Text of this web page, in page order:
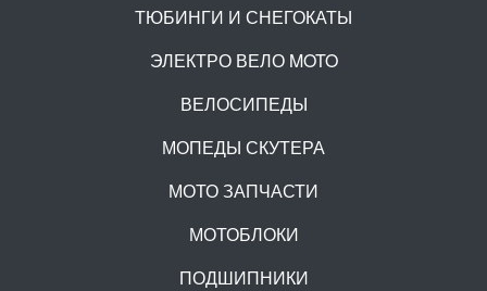
ТЮБИНГИ И СНЕГОКАТЫ
ЭЛЕКТРО ВЕЛО MOTO
ВЕЛОСИПЕДЫ
МОПЕДЫ СКУТЕРА
МОТО ЗАПЧАСТИ
МОТОБЛОКИ
ПОДШИПНИКИ